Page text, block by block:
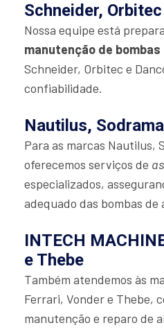
Schneider,
Nossa equipe está
manutenção de bombas
Schneider, Orbitec e
confiabilidade.
Nautilus,
Para as marcas Nautilus,
oferecemos serviços de
especializados,
adequado das bombas de
INTECH
e Thebe
Também atendemos às
Ferrari, Vonder e Thebe,
manutenção e reparo de